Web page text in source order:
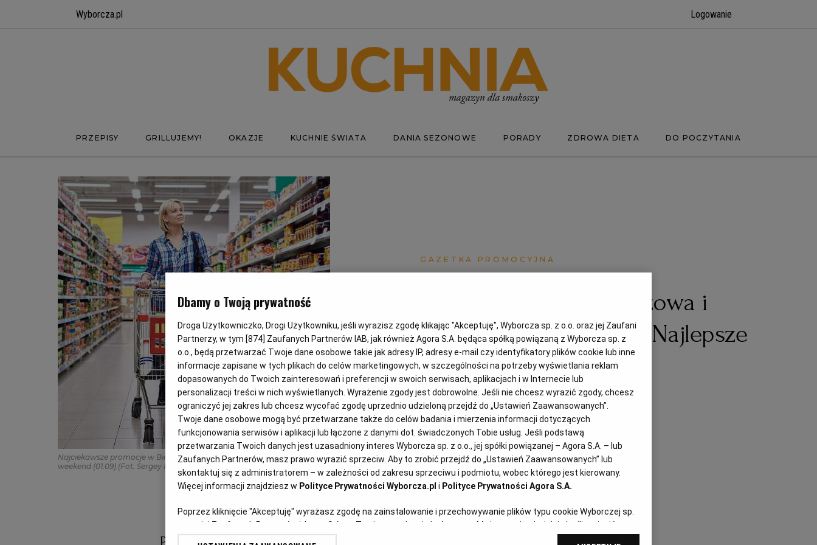
Wyborcza.pl Logowanie
PRZEPISY GRILLUJEMY! OKAZJE KUCHNIE ŚWIATA DANIA SEZONOWE PORADY ZDROWA DIETA DO POCZYTANIA
GAZETKA PROMOCYJNA
Kalafior, łopatka wieprzowa i
produkty portugalskie. Najlepsze
promocje na weekend
Magazyn Kuchnia 01.09.2022
Najciekawsze promocje w Biedronce, Lidlu, Auchan i Kauflandzie na
weekend (01.09) (Fot. Sergey Ryzhov/ 123rf.com)
Dbamy o Twoją prywatność
Droga Użytkowniczko, Drogi Użytkowniku, jeśli wyrazisz zgodę klikając "Akceptuję", Wyborcza sp. z o.o. oraz jej Zaufani
Partnerzy, w tym [874] Zaufanych Partnerów IAB, jak również Agora S.A. będąca spółką powiązaną z Wyborcza sp. z
o.o., będą przetwarzać Twoje dane osobowe takie jak adresy IP, adresy e-mail czy identyfikatory plików cookie lub inne
informacje zapisane w tych plikach do celów marketingowych, w szczególności na potrzeby wyświetlania reklam
dopasowanych do Twoich zainteresowań i preferencji w swoich serwisach, aplikacjach i w Internecie lub
personalizacji treści w nich wyświetlanych. Wyrażenie zgody jest dobrowolne. Jeśli nie chcesz wyrazić zgody, chcesz
ograniczyć jej zakres lub chcesz wycofać zgodę uprzednio udzieloną przejdź do „Ustawień Zaawansowanych”.
Twoje dane osobowe mogą być przetwarzane także do celów badania i mierzenia informacji dotyczących
funkcjonowania serwisów i aplikacji lub łączone z danymi dot. świadczonych Tobie usług. Jeśli podstawą
przetwarzania Twoich danych jest uzasadniony interes Wyborcza sp. z o.o., jej spółki powiązanej – Agora S.A. – lub
Zaufanych Partnerów, masz prawo wyrazić sprzeciw. Aby to zrobić przejdź do „Ustawień Zaawansowanych” lub
skontaktuj się z administratorem – w zależności od zakresu sprzeciwu i podmiotu, wobec którego jest kierowany.
Więcej informacji znajdziesz w Polityce Prywatności Wyborcza.pl i Polityce Prywatności Agora S.A.
Poprzez kliknięcie "Akceptuję" wyrażasz zgodę na zainstalowanie i przechowywanie plików typu cookie Wyborczej sp.
z o. o. jej Zaufanych Partnerów i Agora S.A. na Twoim urządzeniu końcowym. Możesz też w każdej chwili zmienić
swoje preferencje dot. plików cookie, ponownie wywołując narzędzie do zarządzania Twoimi preferencjami dot.